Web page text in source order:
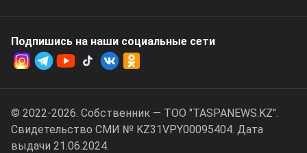
Подпишись на наши социальные cети
© 2022-2026. Собственник — ТОО "TASPANEWS.KZ".
Cвидетельство СМИ № KZ31VPY00095404. Дата
выдачи 21.06.2024.